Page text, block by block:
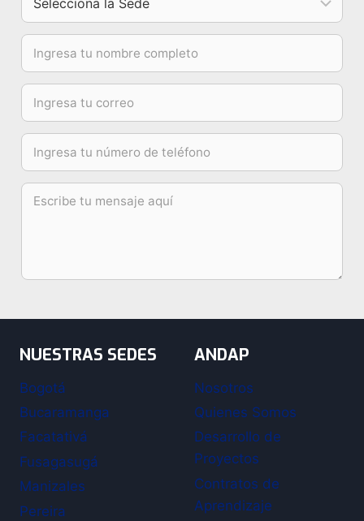
NUESTRAS SEDES
Bogotá
Bucaramanga
Facatativá
Fusagasugá
Manizales
Pereira
ANDAP
Nosotros
Quienes Somos
Desarrollo de
Proyectos
Contratos de
Aprendizaje